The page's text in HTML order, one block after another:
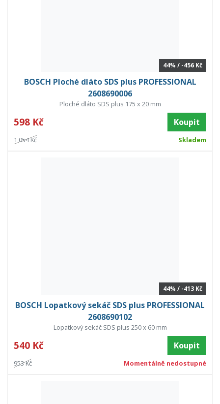
44% / -456 Kč
BOSCH Ploché dláto SDS plus PROFESSIONAL
2608690006
Ploché dláto SDS plus 175 x 20 mm
598 Kč Koupit
1 054 Kč Skladem
44% / -413 Kč
BOSCH Lopatkový sekáč SDS plus PROFESSIONAL
2608690102
Lopatkový sekáč SDS plus 250 x 60 mm
540 Kč Koupit
953 Kč Momentálně nedostupné